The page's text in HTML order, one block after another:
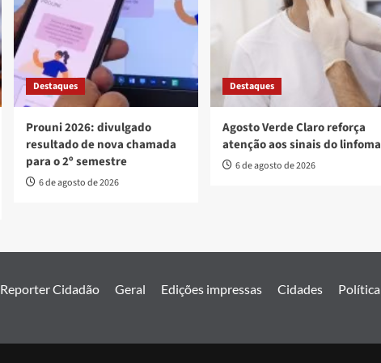
Destaques
Prouni 2026: divulgado
resultado de nova chamada
para o 2º semestre
6 de agosto de 2026
Destaques
Agosto Verde Claro reforça
atenção aos sinais do linfoma
6 de agosto de 2026
Reporter Cidadão Geral Edições impressas Cidades Política